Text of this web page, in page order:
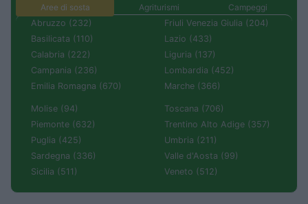
Aree di sosta Agriturismi
Campeggi
Abruzzo (232)
Basilicata (110)
Calabria (222)
Campania (236)
Emilia Romagna (670)
Friuli Venezia Giulia (204)
Lazio (433)
Liguria (137)
Lombardia (452)
Marche (366)
Molise (94)
Piemonte (632)
Puglia (425)
Sardegna (336)
Sicilia (511)
Toscana (706)
Trentino Alto Adige (357)
Umbria (211)
Valle d'Aosta (99)
Veneto (512)